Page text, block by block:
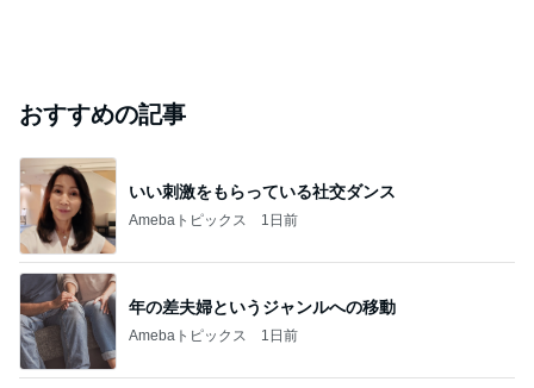
おすすめの記事
いい刺激をもらっている社交ダンス
Amebaトピックス 1日前
年の差夫婦というジャンルへの移動
Amebaトピックス 1日前